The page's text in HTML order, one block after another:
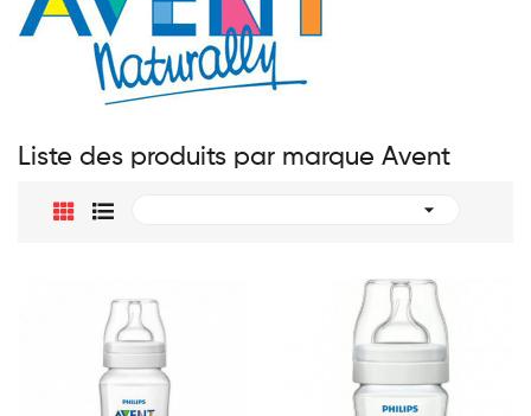
Liste des produits par marque Avent
